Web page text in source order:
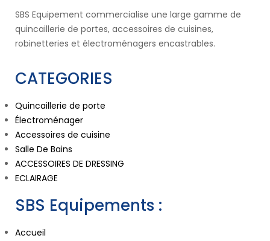
SBS Equipement commercialise une large gamme de
quincaillerie de portes, accessoires de cuisines,
robinetteries et électroménagers encastrables.
CATEGORIES
Quincaillerie de porte
Électroménager
Accessoires de cuisine
Salle De Bains
ACCESSOIRES DE DRESSING
ECLAIRAGE
SBS Equipements :
Accueil